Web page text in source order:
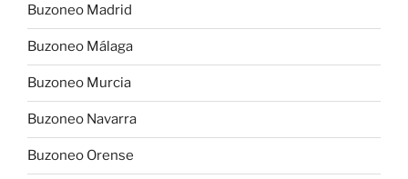
Buzoneo Madrid
Buzoneo Málaga
Buzoneo Murcia
Buzoneo Navarra
Buzoneo Orense